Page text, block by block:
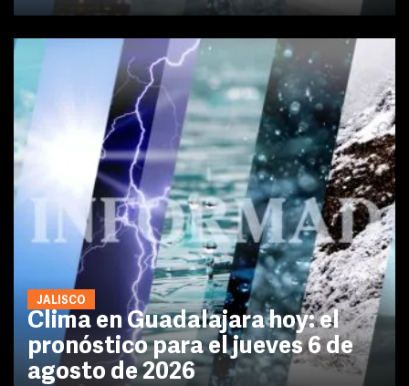
JALISCO
Clima en Guadalajara hoy: el
pronóstico para el jueves 6 de
agosto de 2026